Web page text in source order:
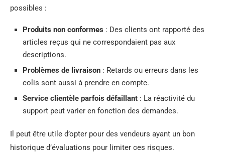
possibles :
Produits non conformes : Des clients ont rapporté des
articles reçus qui ne correspondaient pas aux
descriptions.
Problèmes de livraison : Retards ou erreurs dans les
colis sont aussi à prendre en compte.
Service clientèle parfois défaillant : La réactivité du
support peut varier en fonction des demandes.
Il peut être utile d’opter pour des vendeurs ayant un bon
historique d’évaluations pour limiter ces risques.